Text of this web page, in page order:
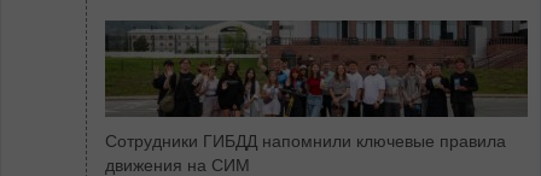
Сотрудники ГИБДД напомнили ключевые правила
движения на СИМ